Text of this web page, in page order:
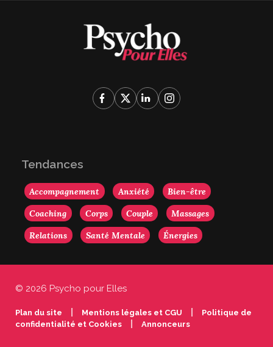
Tendances
Accompagnement Anxiété
Bien-être
Coaching
Corps Couple
Massages
Relations
Santé Mentale Énergies
© 2026 Psycho pour Elles
Plan du site Mentions légales et CGU
Politique de
confidentialité et Cookies
Annonceurs